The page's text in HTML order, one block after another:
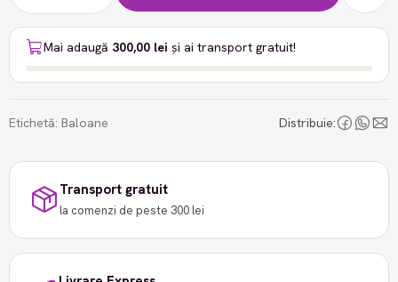
Mai adaugă 300,00 lei și ai transport gratuit!
Etichetă: Baloane Distribuie:
Transport gratuit
la comenzi de peste 300 lei